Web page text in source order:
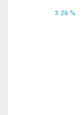
3.26 %